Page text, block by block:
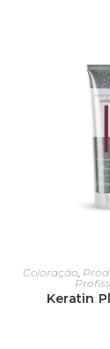
Coloração
Keratin